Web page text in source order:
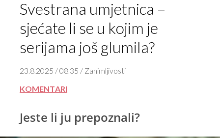
Svestrana umjetnica –
sjećate li se u kojim je
serijama još glumila?
23.8.2025 / 08:35 / Zanimljivosti
KOMENTARI
Jeste li ju prepoznali?